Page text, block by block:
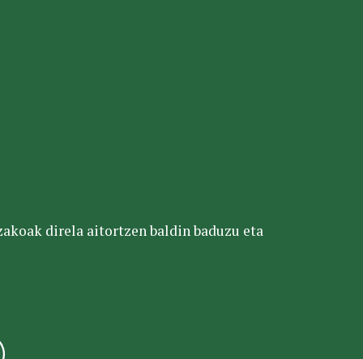
direla aitortzen baldin baduzu eta